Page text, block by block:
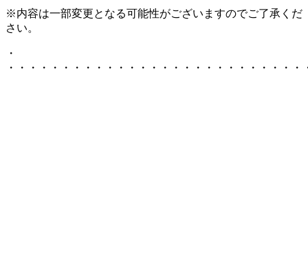
※内容は一部変更となる可能性がございますのでご了承くだ
さい。
・
・・・・・・・・・・・・・・・・・・・・・・・・・・・